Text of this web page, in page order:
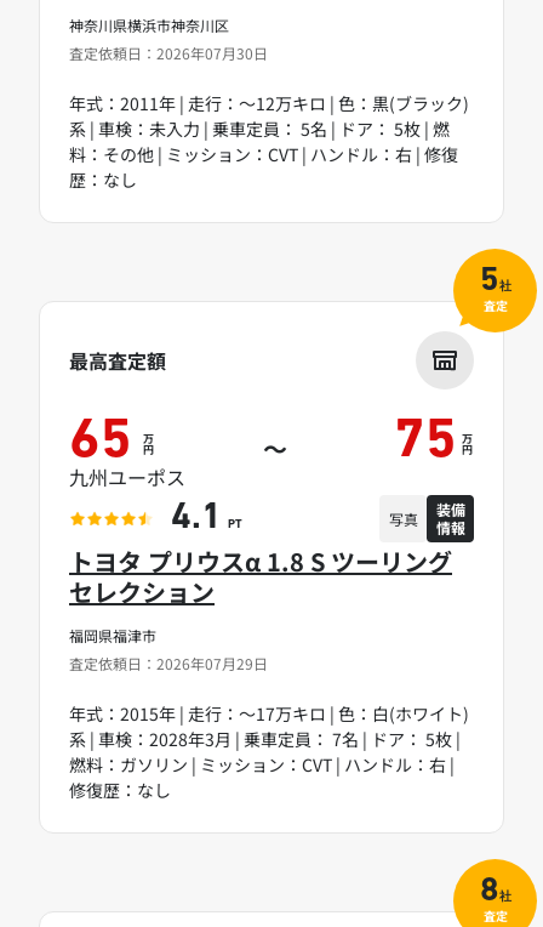
神奈川県横浜市神奈川区
査定依頼日：2026年07月30日
年式：2011年 | 走行：～12万キロ | 色：黒(ブラック)
系 | 車検：未入力 | 乗車定員： 5名 | ドア： 5枚 | 燃
料：その他 | ミッション：CVT | ハンドル：右 | 修復
歴：なし
福岡県福津市
査定依頼日：2026年07月29日
トヨタ プリウスα 1.8 S ツーリング
セレクション
年式：2015年 | 走行：～17万キロ | 色：白(ホワイト)
系 | 車検：2028年3月 | 乗車定員： 7名 | ドア： 5枚 |
燃料：ガソリン | ミッション：CVT | ハンドル：右 |
修復歴：なし
最高査定額
65 万
円 ～ 75 万
円
九州ユーポス
4.1 PT 写真
装備
情報
5社
査定
8社
査定